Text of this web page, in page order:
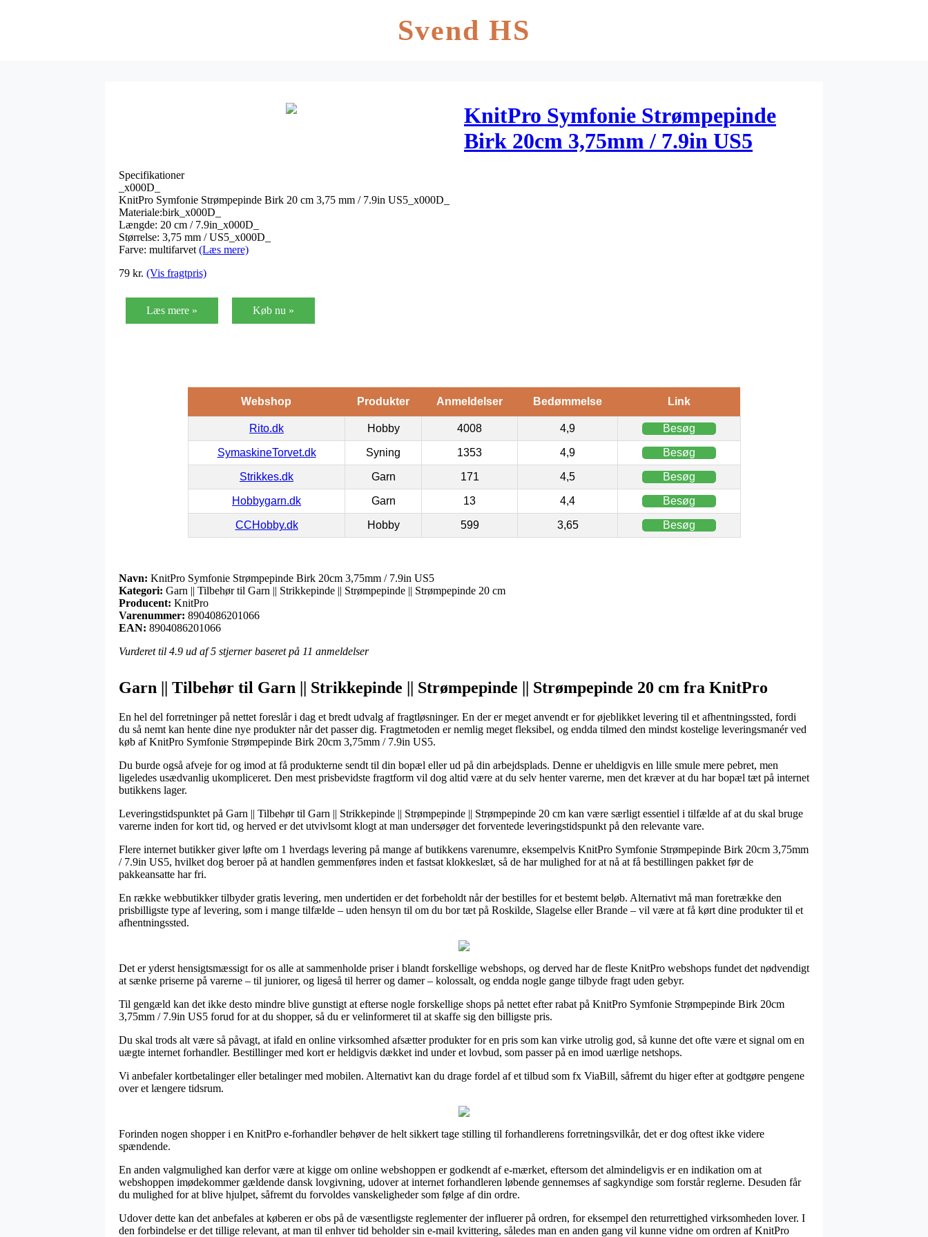
Svend HS
KnitPro Symfonie Strømpepinde
Birk 20cm 3,75mm / 7.9in US5
Specifikationer
_x000D_
KnitPro Symfonie Strømpepinde Birk 20 cm 3,75 mm / 7.9in US5_x000D_
Materiale:birk_x000D_
Længde: 20 cm / 7.9in_x000D_
Størrelse: 3,75 mm / US5_x000D_
Farve: multifarvet (Læs mere)
79 kr. (Vis fragtpris)
Læs mere » Køb nu »
Webshop Produkter Anmeldelser Bedømmelse Link
Rito.dk Hobby 4008 4,9 Besøg
SymaskineTorvet.dk Syning 1353 4,9 Besøg
Strikkes.dk Garn 171 4,5 Besøg
Hobbygarn.dk Garn 13 4,4 Besøg
CCHobby.dk Hobby 599 3,65 Besøg
Navn: KnitPro Symfonie Strømpepinde Birk 20cm 3,75mm / 7.9in US5
Kategori: Garn || Tilbehør til Garn || Strikkepinde || Strømpepinde || Strømpepinde 20 cm
Producent: KnitPro
Varenummer: 8904086201066
EAN: 8904086201066
Vurderet til 4.9 ud af 5 stjerner baseret på 11 anmeldelser
Garn || Tilbehør til Garn || Strikkepinde || Strømpepinde || Strømpepinde 20 cm fra KnitPro
En hel del forretninger på nettet foreslår i dag et bredt udvalg af fragtløsninger. En der er meget anvendt er for øjeblikket levering til et afhentningssted, fordi
du så nemt kan hente dine nye produkter når det passer dig. Fragtmetoden er nemlig meget fleksibel, og endda tilmed den mindst kostelige leveringsmanér ved
køb af KnitPro Symfonie Strømpepinde Birk 20cm 3,75mm / 7.9in US5.
Du burde også afveje for og imod at få produkterne sendt til din bopæl eller ud på din arbejdsplads. Denne er uheldigvis en lille smule mere pebret, men
ligeledes usædvanlig ukompliceret. Den mest prisbevidste fragtform vil dog altid være at du selv henter varerne, men det kræver at du har bopæl tæt på internet
butikkens lager.
Leveringstidspunktet på Garn || Tilbehør til Garn || Strikkepinde || Strømpepinde || Strømpepinde 20 cm kan være særligt essentiel i tilfælde af at du skal bruge
varerne inden for kort tid, og herved er det utvivlsomt klogt at man undersøger det forventede leveringstidspunkt på den relevante vare.
Flere internet butikker giver løfte om 1 hverdags levering på mange af butikkens varenumre, eksempelvis KnitPro Symfonie Strømpepinde Birk 20cm 3,75mm
/ 7.9in US5, hvilket dog beroer på at handlen gemmenføres inden et fastsat klokkeslæt, så de har mulighed for at nå at få bestillingen pakket før de
pakkeansatte har fri.
En række webbutikker tilbyder gratis levering, men undertiden er det forbeholdt når der bestilles for et bestemt beløb. Alternativt må man foretrække den
prisbilligste type af levering, som i mange tilfælde – uden hensyn til om du bor tæt på Roskilde, Slagelse eller Brande – vil være at få kørt dine produkter til et
afhentningssted.
Det er yderst hensigtsmæssigt for os alle at sammenholde priser i blandt forskellige webshops, og derved har de fleste KnitPro webshops fundet det nødvendigt
at sænke priserne på varerne – til juniorer, og ligeså til herrer og damer – kolossalt, og endda nogle gange tilbyde fragt uden gebyr.
Til gengæld kan det ikke desto mindre blive gunstigt at efterse nogle forskellige shops på nettet efter rabat på KnitPro Symfonie Strømpepinde Birk 20cm
3,75mm / 7.9in US5 forud for at du shopper, så du er velinformeret til at skaffe sig den billigste pris.
Du skal trods alt være så påvagt, at ifald en online virksomhed afsætter produkter for en pris som kan virke utrolig god, så kunne det ofte være et signal om en
uægte internet forhandler. Bestillinger med kort er heldigvis dækket ind under et lovbud, som passer på en imod uærlige netshops.
Vi anbefaler kortbetalinger eller betalinger med mobilen. Alternativt kan du drage fordel af et tilbud som fx ViaBill, såfremt du higer efter at godtgøre pengene
over et længere tidsrum.
Forinden nogen shopper i en KnitPro e-forhandler behøver de helt sikkert tage stilling til forhandlerens forretningsvilkår, det er dog oftest ikke videre
spændende.
En anden valgmulighed kan derfor være at kigge om online webshoppen er godkendt af e-mærket, eftersom det almindeligvis er en indikation om at
webshoppen imødekommer gældende dansk lovgivning, udover at internet forhandleren løbende gennemses af sagkyndige som forstår reglerne. Desuden får
du mulighed for at blive hjulpet, såfremt du forvoldes vanskeligheder som følge af din ordre.
Udover dette kan det anbefales at køberen er obs på de væsentligste reglementer der influerer på ordren, for eksempel den returrettighed virksomheden lover. I
den forbindelse er det tillige relevant, at man til enhver tid beholder sin e-mail kvittering, således man en anden gang vil kunne vidne om ordren af KnitPro